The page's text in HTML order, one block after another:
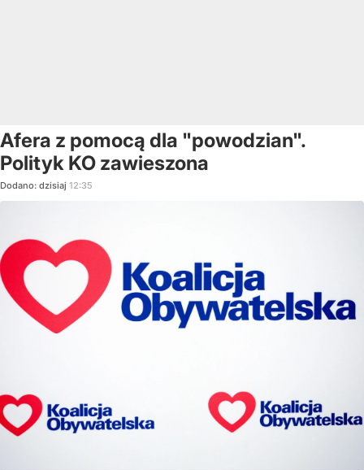
Afera z pomocą dla "powodzian".
Polityk KO zawieszona
Dodano: dzisiaj 12:35